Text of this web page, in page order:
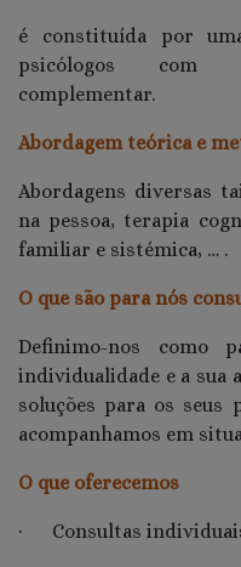
é constituída por
psicólogos com
complementar.
Abordagem teórica e
Abordagens diversas
na pessoa, terapia
familiar e sistémica, … .
O que são para nós
Definimo-nos como
individualidade e a sua
soluções para os seus
acompanhamos em
O que oferecemos
· Consultas